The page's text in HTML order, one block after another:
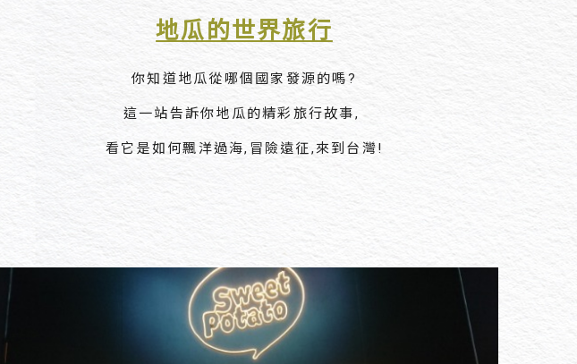
地瓜的世界旅行
你知道地瓜從哪個國家發源的嗎?
這一站告訴你地瓜的精彩旅行故事,
看它是如何飄洋過海,冒險遠征,來到台灣!